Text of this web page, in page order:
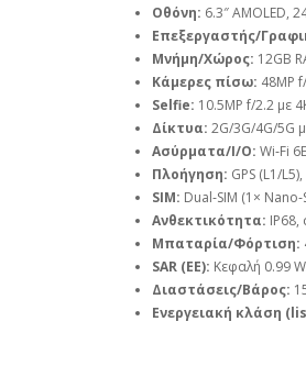
Οθόνη: 6.3″ AMOLED,
Επεξεργαστής/
Μνήμη/Χώρος: 12GB
Κάμερες πίσω: 48MP
Selfie: 10.5MP f/2.2 με
Δίκτυα: 2G/3G/4G/5G
Ασύρματα/I/O: Wi‑Fi
Πλοήγηση: GPS (L1/
SIM: Dual‑SIM (1×
Ανθεκτικότητα: IP68,
Μπαταρία/Φόρτιση:
SAR (ΕΕ): Κεφαλή 0.99
Διαστάσεις/Βάρος:
Ενεργειακή κλάση